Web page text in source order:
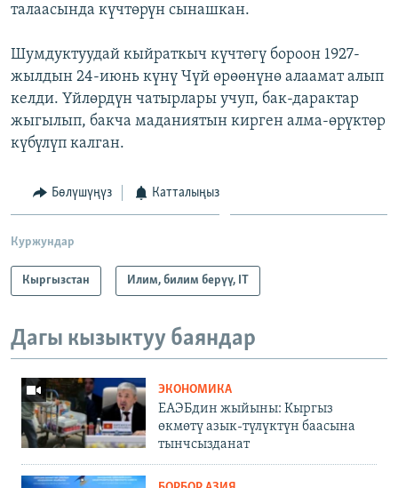
талаасында күчтөрүн сынашкан.
Шумдуктуудай кыйраткыч күчтөгү бороон 1927-
жылдын 24-июнь күнү Чүй өрөөнүнө алаамат алып
келди. Үйлөрдүн чатырлары учуп, бак-дарактар
жыгылып, бакча маданиятын кирген алма-өрүктөр
күбүлүп калган.
Бөлүшүңүз Катталыңыз
Куржундар
Кыргызстан Илим, билим берүү, IT
Дагы кызыктуу баяндар
ЭКОНОМИКА
ЕАЭБдин жыйыны: Кыргыз
өкмөтү азык-түлүктүн баасына
тынчсызданат